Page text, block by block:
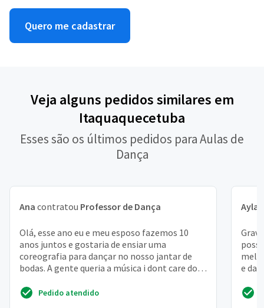
Quero me cadastrar
Veja alguns pedidos similares em
Itaquaquecetuba
Esses são os últimos pedidos para Aulas de
Dança
Ana contratou Professor de Dança
Olá, esse ano eu e meu esposo fazemos 10
anos juntos e gostaria de ensiar uma
coreografia para dançar no nosso jantar de
bodas. A gente queria a música i dont care do
Pedido atendido
Ayla
e